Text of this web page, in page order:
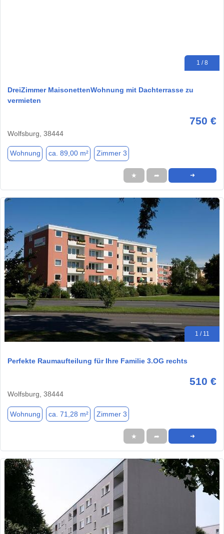
1 / 8
DreiZimmer MaisonettenWohnung mit Dachterrasse zu
vermieten
750 €
Wolfsburg, 38444
Wohnung ca. 89,00 m² Zimmer 3
★ ➦ ➜
1 / 11
Perfekte Raumaufteilung für Ihre Familie 3.OG rechts
510 €
Wolfsburg, 38444
Wohnung ca. 71,28 m² Zimmer 3
★ ➦ ➜